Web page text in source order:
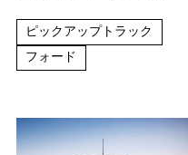
ピックアップトラック
フォード